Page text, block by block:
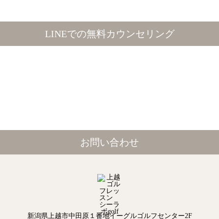
LINEでの無料カウンセリング
お問い合わせ
新潟県上越市中田原１番地イーグルゴルフセンター2F